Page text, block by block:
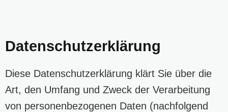
Datenschutzerklärung
Diese Datenschutzerklärung klärt Sie über die
Art, den Umfang und Zweck der Verarbeitung
von personenbezogenen Daten (nachfolgend